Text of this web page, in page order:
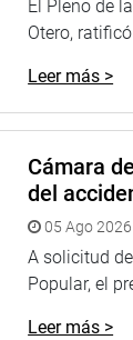
El Pleno de
Otero,
Leer más >
Cámara
del
05 Ago
A solicitud
Popular, el
Leer más >